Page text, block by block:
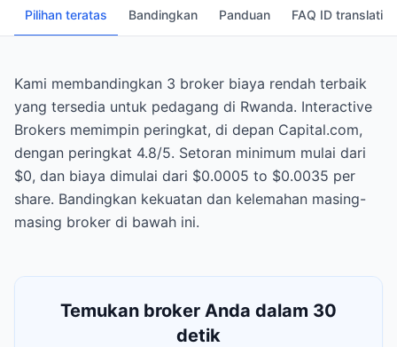
Pilihan teratas Bandingkan Panduan FAQ ID
Kami membandingkan 3 broker biaya rendah terbaik
yang tersedia untuk pedagang di Rwanda. Interactive
Brokers memimpin peringkat, di depan Capital.com,
dengan peringkat 4.8/5. Setoran minimum mulai dari
$0, dan biaya dimulai dari $0.0005 to $0.0035 per
share. Bandingkan kekuatan dan kelemahan masing-
masing broker di bawah ini.
Temukan broker Anda dalam 30
detik